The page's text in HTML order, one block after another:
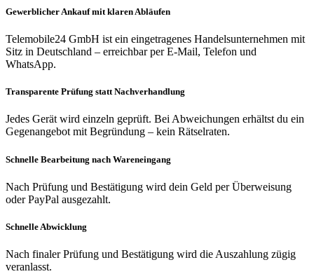
Gewerblicher Ankauf mit klaren Abläufen
Telemobile24 GmbH ist ein eingetragenes Handelsunternehmen mit
Sitz in Deutschland – erreichbar per E-Mail, Telefon und
WhatsApp.
Transparente Prüfung statt Nachverhandlung
Jedes Gerät wird einzeln geprüft. Bei Abweichungen erhältst du ein
Gegenangebot mit Begründung – kein Rätselraten.
Schnelle Bearbeitung nach Wareneingang
Nach Prüfung und Bestätigung wird dein Geld per Überweisung
oder PayPal ausgezahlt.
Schnelle Abwicklung
Nach finaler Prüfung und Bestätigung wird die Auszahlung zügig
veranlasst.